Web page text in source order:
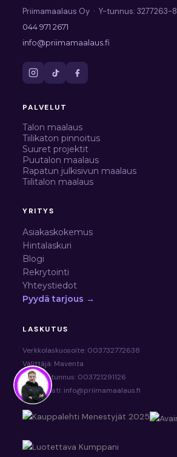
Priimamaalaus Oy · Y-tunnus: 3277263-8
044 971 2671
info@priimamaalaus.fi
PALVELUT
Talon maalaus
Tiilikaton pinnoitus
Suuret projektit
Puutalon maalaus
Rapatun julkisivun maalaus
Tiilitalon maalaus
YRITYS
Asiakaskokemus
Hintalaskuri
Blogi
Rekrytointi
Yhteystiedot
Pyydä tarjous →
LASKUTUS
Verkkolaskuosoite: 003732772638
Välittäjä: Maventa
Välittäjätunnus: 003721291126
Sähköposti: info@priimamaalaus.fi